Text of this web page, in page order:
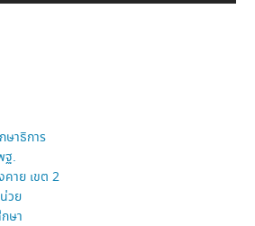
ษาธิการ
ฐ.
าย เขต 2
วย
ษา